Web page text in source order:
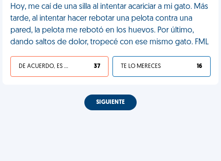
Hoy, me caí de una silla al intentar acariciar a mi gato. Más
tarde, al intentar hacer rebotar una pelota contra una
pared, la pelota me rebotó en los huevos. Por último,
dando saltos de dolor, tropecé con ese mismo gato. FML
DE ACUERDO, ES UNA VIDA HP 37 TE LO MERECES 16
SIGUIENTE